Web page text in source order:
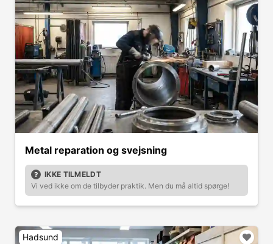
Metal reparation og svejsning
IKKE TILMELDT
Vi ved ikke om de tilbyder praktik. Men du må altid spørge!
Hadsund